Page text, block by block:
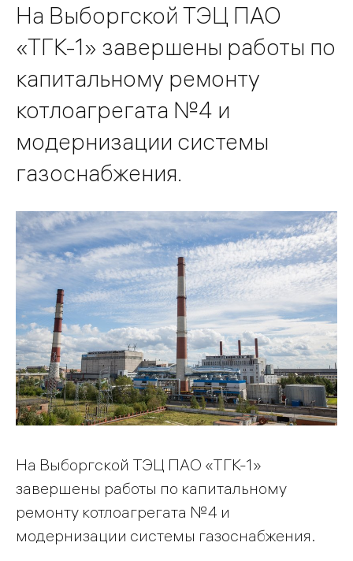
На Выборгской ТЭЦ ПАО
«ТГК-1» завершены работы по
капитальному ремонту
котлоагрегата №4 и
модернизации системы
газоснабжения.
На Выборгской ТЭЦ ПАО «ТГК-1»
завершены работы по капитальному
ремонту котлоагрегата №4 и
модернизации системы газоснабжения.